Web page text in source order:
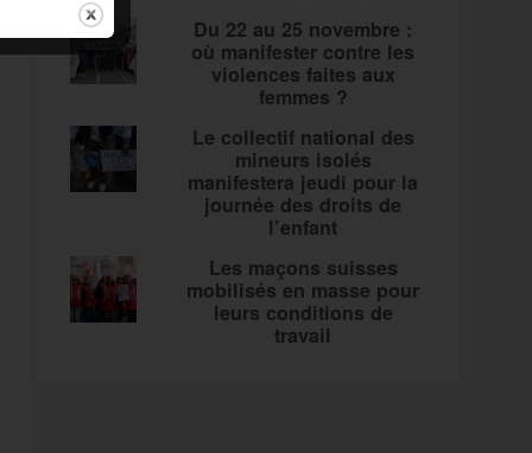
Du 22 au 25 novembre :
où manifester contre les
violences faites aux
femmes ?
Le collectif national des
mineurs isolés
manifestera jeudi pour la
journée des droits de
l’enfant
Les maçons suisses
mobilisés en masse pour
leurs conditions de
travail